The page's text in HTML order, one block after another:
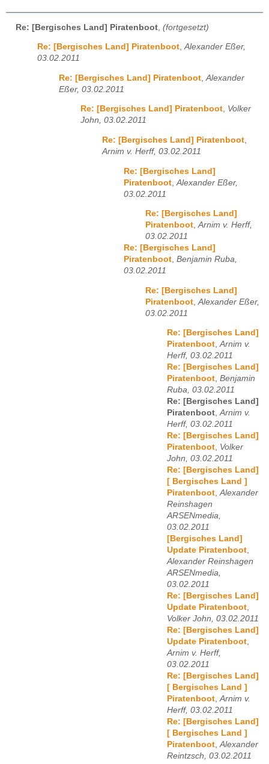
Re: [Bergisches Land] Piratenboot (fortgesetzt)
Re: [Bergisches Land] Piratenboot,Alexander Eßer,
03.02.2011
Re: [Bergisches Land] Piratenboot Alexander
Eßer, 03.02.2011
Re: [Bergisches Land] Piratenboot, Volker
John, 03.02.2011
Re: [Bergisches Land] Piratenboot
Arnim v. Herff, 03.02.2011
Re: [Bergisches Land]
Piratenboot Alexander Eßer,
03.02.2011
Re: [Bergisches Land]
Piratenboot,Arnim v. Herff,
03.02.2011
Re: [Bergisches Land]
Piratenboot, Benjamin Ruba,
03.02.2011
Re: [Bergisches Land]
Piratenboot Alexander Eßer,
03.02.2011
Re: [Bergisches Land]
Piratenboot,Arnim v.
Herff, 03.02.2011
Re: [Bergisches Land]
Piratenboot, Benjamin
Ruba, 03.02.2011
Re: [Bergisches Land]
Piratenboot,Arnim v.
Herff, 03.02.2011
Re: [Bergisches Land]
Piratenboot, Volker
John, 03.02.2011
Re: [Bergisches Land]
[ Bergisches Land ]
Piratenboot,Alexander
Reinshagen
ARSENmedia,
03.02.2011
[Bergisches Land]
Update Piratenboot,
Alexander Reinshagen
ARSENmedia,
03.02.2011
Re: [Bergisches Land]
Update Piratenboot,
Volker John, 03.02.2011
Re: [Bergisches Land]
Update Piratenboot,
Arnim v. Herff,
03.02.2011
Re: [Bergisches Land]
[ Bergisches Land ]
Piratenboot,Arnim v.
Herff, 03.02.2011
Re: [Bergisches Land]
[ Bergisches Land ]
Piratenboot,Alexander
Reintzsch, 03.02.2011